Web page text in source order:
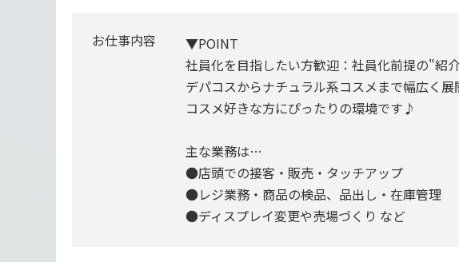
お仕事内容
▼POINT
社員化を目指したい方歓迎：社員化前提の"紹
デパコスからナチュラル系コスメまで幅広く
コスメ好きな方にぴったりの環境です♪
主な業務は…
●店頭での接客・販売・タッチアップ
●レジ業務・商品の検品、品出し・在庫管理
●ディスプレイ変更や売場づくり など